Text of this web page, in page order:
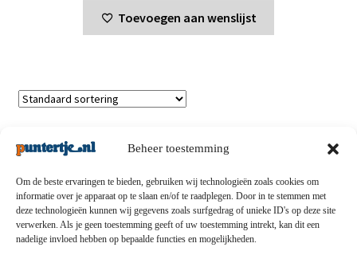
Beheer toestemming
Om de beste ervaringen te bieden, gebruiken wij technologieën zoals cookies om
informatie over je apparaat op te slaan en/of te raadplegen. Door in te stemmen met
deze technologieën kunnen wij gegevens zoals surfgedrag of unieke ID's op deze site
verwerken. Als je geen toestemming geeft of uw toestemming intrekt, kan dit een
nadelige invloed hebben op bepaalde functies en mogelijkheden.
Toevoegen aan wenslijst
Privacybeleid-Verzending en retouren-Algemene
voorwaarden-Disclaimert-Betaalmethoden-Over ons